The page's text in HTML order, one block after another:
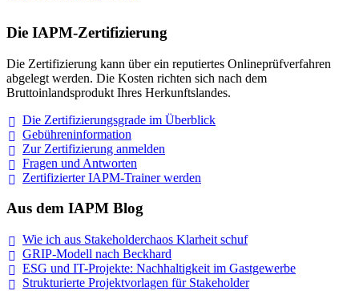
Die IAPM-Zertifizierung
Die Zertifizierung kann über ein reputiertes Onlineprüfverfahren
abgelegt werden. Die Kosten richten sich nach dem
Bruttoinlandsprodukt Ihres Herkunftslandes.
Die Zertifizierungsgrade im Überblick
Gebühreninformation
Zur Zertifizierung anmelden
Fragen und Antworten
Zertifizierter IAPM-Trainerwerden
Aus dem IAPM Blog
Wie ich aus Stakeholderchaos Klarheit schuf
GRIP-Modell nach Beckhard
ESG und IT-Projekte: Nachhaltigkeit im Gastgewerbe
Strukturierte Projektvorlagen für Stakeholder